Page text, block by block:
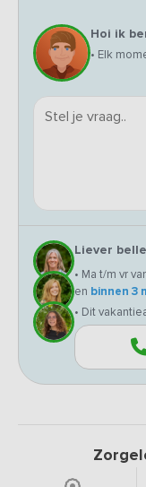
Hoi ik
• Elk
Liever
• Ma t/m vr
en binnen 3
• Dit